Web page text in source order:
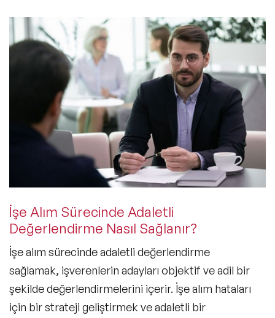
İşe Alım Sürecinde Adaletli
Değerlendirme Nasıl Sağlanır?
İşe alım sürecinde adaletli değerlendirme
sağlamak, işverenlerin adayları objektif ve adil bir
şekilde değerlendirmelerini içerir. İşe alım hataları
için bir strateji geliştirmek ve adaletli bir